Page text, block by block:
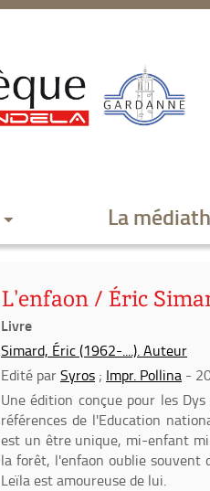
La
L'enfaon / Éric
Livre
Simard, Éric (1962-....). Auteur
Edité parSyros ; Impr. Pollina -
Une édition conçue pour les
références de l'Education
est un être unique, mi-enfant
la forêt, l'enfaon oublie souvent
Leïla est amoureuse de lui.